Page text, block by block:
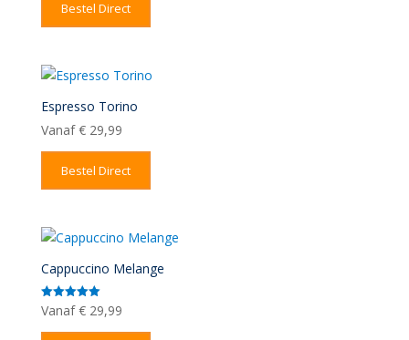
Bestel Direct
Espresso Torino
Vanaf €29,99
Bestel Direct
Cappuccino Melange
Gewaardeerd
5.00
Vanaf €29,99